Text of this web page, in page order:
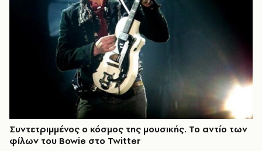
Συντετριμμένος ο κόσμος της μουσικής. Το αντίο των
φίλων του Bowie στο Twitter